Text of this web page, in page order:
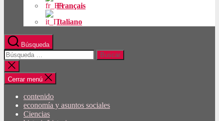
Français
Italiano
Búsqueda
Buscar:
Cerrar
búsqueda
Cerrar menú
contenido
economía y asuntos sociales
Ciencias